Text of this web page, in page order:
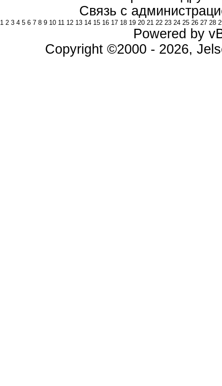
Связь с
1 2 3 4 5 6 7 8 9 10 11 12 13 14 15 16 17 18 19 20 21 22 23 24 25 26 27 28
Powered by
Copyright ©2000 - 2026,